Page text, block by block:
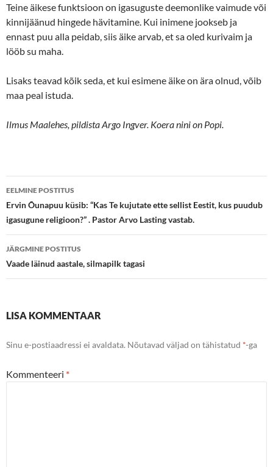
Teine äikese funktsioon on igasuguste deemonlike vaimude või
kinnijäänud hingede hävitamine. Kui inimene jookseb ja
ennast puu alla peidab, siis äike arvab, et sa oled kurivaim ja
lööb su maha.
Lisaks teavad kõik seda, et kui esimene äike on ära olnud, võib
maa peal istuda.
Ilmus Maalehes, pildista Argo Ingver. Koera nini on Popi.
Postituste
töölaud
EELMINE POSTITUS
Ervin Õunapuu küsib: “Kas Te kujutate ette sellist Eestit, kus puudub
igasugune religioon?” . Pastor Arvo Lasting vastab.
JÄRGMINE POSTITUS
Vaade läinud aastale, silmapilk tagasi
LISA KOMMENTAAR
Sinu e-postiaadressi ei avaldata. Nõutavad väljad on tähistatud *-ga
Kommenteeri *